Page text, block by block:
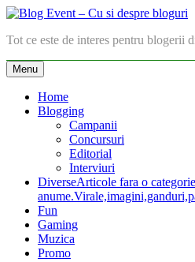
Skip
content
Blog Event – Cu si despre bloguri
Tot ce este de interes pentru blogerii
Menu
Home
Blogging
Campanii
Concursuri
Editorial
Interviuri
DiverseArticole fara o categorie
Fun
Gaming
Muzica
Promo